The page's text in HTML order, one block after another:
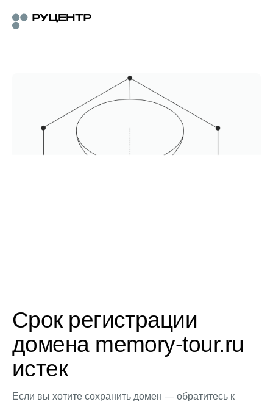
Срок регистрации
домена memory-tour.ru
истек
Если вы хотите сохранить домен — обратитесь к